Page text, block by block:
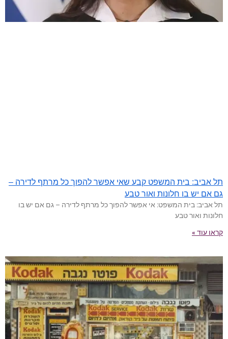
תל אביב: בית המשפט קבע שאי אפשר להפוך כל מרתף לדירה –
גם אם יש בו חלונות ואור טבע
תל אביב: בית המשפט: אי אפשר להפוך כל מרתף לדירה – גם אם יש בו
חלונות ואור טבע
קראו עוד »